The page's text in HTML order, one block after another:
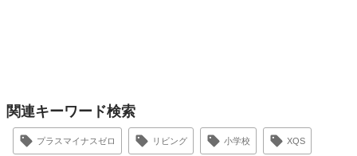
関連キーワード検索
プラスマイナスゼロ リビング 小学校 XQS